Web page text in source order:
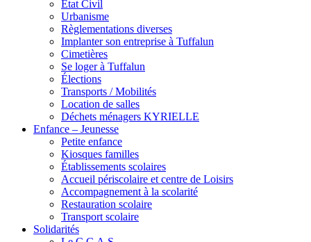
État Civil
Urbanisme
Règlementations diverses
Implanter son entreprise à Tuffalun
Cimetières
Se loger à Tuffalun
Élections
Transports / Mobilités
Location de salles
Déchets ménagers KYRIELLE
Enfance – Jeunesse
Petite enfance
Kiosques familles
Établissements scolaires
Accueil périscolaire et centre de Loisirs
Accompagnement à la scolarité
Restauration scolaire
Transport scolaire
Solidarités